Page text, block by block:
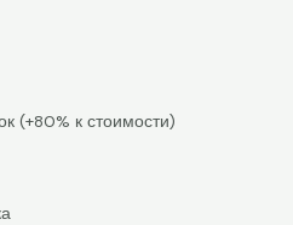
(+80% к стоимости)